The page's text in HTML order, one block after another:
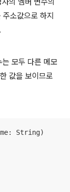
소값으로 하지
모두 다른 메모
값을 보이므로
String)